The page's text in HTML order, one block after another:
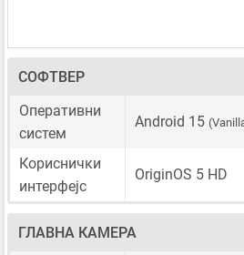
СОФТВЕР
Оперативни
систем
Android 15
Кориснички
интерфејс
OriginOS 5 HD
ГЛАВНА КАМЕРА